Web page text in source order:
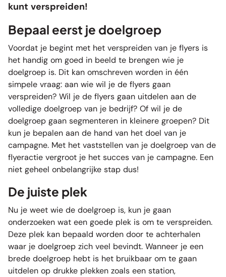
kunt verspreiden!
Bepaal eerst je doelgroep
Voordat je begint met het verspreiden van je flyers is
het handig om goed in beeld te brengen wie je
doelgroep is. Dit kan omschreven worden in één
simpele vraag: aan wie wil je de flyers gaan
verspreiden? Wil je de flyers gaan uitdelen aan de
volledige doelgroep van je bedrijf? Of wil je de
doelgroep gaan segmenteren in kleinere groepen? Dit
kun je bepalen aan de hand van het doel van je
campagne. Met het vaststellen van je doelgroep van de
flyeractie vergroot je het succes van je campagne. Een
niet geheel onbelangrijke stap dus!
De juiste plek
Nu je weet wie de doelgroep is, kun je gaan
onderzoeken wat een goede plek is om te verspreiden.
Deze plek kan bepaald worden door te achterhalen
waar je doelgroep zich veel bevindt. Wanneer je een
brede doelgroep hebt is het bruikbaar om te gaan
uitdelen op drukke plekken zoals een station,